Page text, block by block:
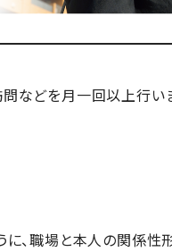
などを月一回以上行い
に、職場と本人の関係性